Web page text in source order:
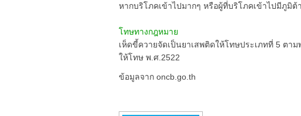
หากบริโภคเข้าไปมากๆ หรือผู้ที่บริโภคเข้าไปมีภูมิ
โทษทางกฎหมาย
เห็ดขี้ควายจัดเป็นยาเสพติดให้โทษประเภทที่ 5 ตา
ให้โทษ พ.ศ.2522
ข้อมูลจาก oncb.go.th